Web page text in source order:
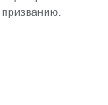
призванию.